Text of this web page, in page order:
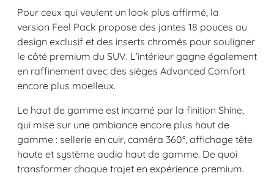
Pour ceux qui veulent un look plus affirmé, la
version Feel Pack propose des jantes 18 pouces au
design exclusif et des inserts chromés pour souligner
le côté premium du SUV. L’intérieur gagne également
en raffinement avec des sièges Advanced Comfort
encore plus moelleux.
Le haut de gamme est incarné par la finition Shine,
qui mise sur une ambiance encore plus haut de
gamme : sellerie en cuir, caméra 360°, affichage tête
haute et système audio haut de gamme. De quoi
transformer chaque trajet en expérience premium.